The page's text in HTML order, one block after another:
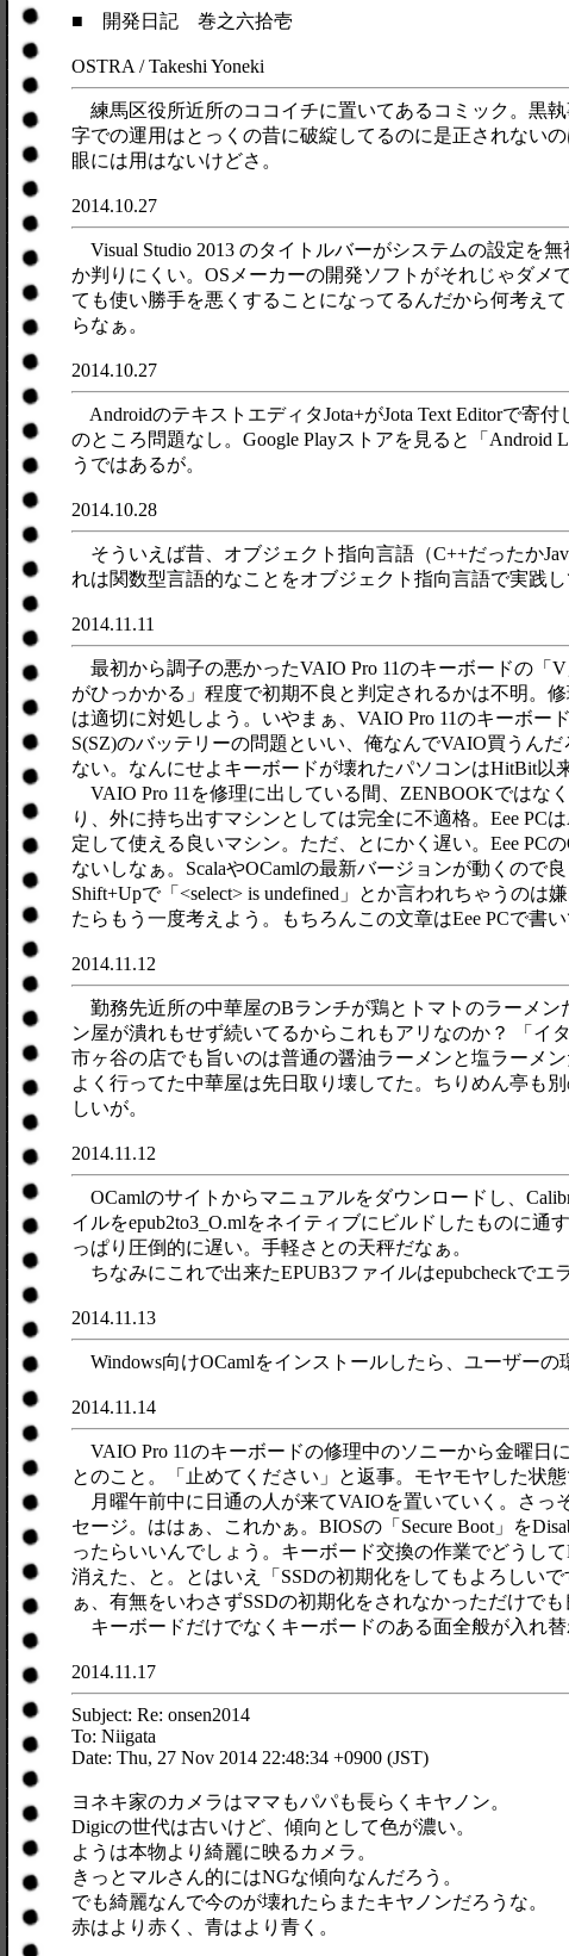
■ 開発日記 巻之六拾壱
OSTRA / Takeshi Yoneki
練馬区役所近所のココイチに置いてあるコミック。黒
字での運用はとっくの昔に破綻してるのに是正されない
眼には用はないけどさ。
2014.10.27
Visual Studio 2013 のタイトルバーがシステムの設定を
か判りにくい。OSメーカーの開発ソフトがそれじゃダ
ても使い勝手を悪くすることになってるんだから何考え
らなぁ。
2014.10.27
AndroidのテキストエディタJota+がJota Text Editorで寄
のところ問題なし。Google Playストアを見ると「
うではあるが。
2014.10.28
そういえば昔、オブジェクト指向言語（C++だったか
れは関数型言語的なことをオブジェクト指向言語で実践
2014.11.11
最初から調子の悪かったVAIO Pro 11のキーボードの「
がひっかかる」程度で初期不良と判定されるかは不明。
は適切に対処しよう。いやまぁ、VAIO Pro 11のキーボ
S(SZ)のバッテリーの問題といい、俺なんでVAIO買うん
ない。なんにせよキーボードが壊れたパソコンはHitBit以
VAIO Pro 11を修理に出している間、ZENBOOKではな
り、外に持ち出すマシンとしては完全に不適格。Eee
定して使える良いマシン。ただ、とにかく遅い。Eee PC
ないしなぁ。ScalaやOCamlの最新バージョンが動くので
Shift+Upで「<select> is undefined」とか言われちゃうの
たらもう一度考えよう。もちろんこの文章はEee PCで書い
2014.11.12
勤務先近所の中華屋のBランチが鶏とトマトのラーメン
ン屋が潰れもせず続いてるからこれもアリなのか？ 「イ
市ヶ谷の店でも旨いのは普通の醤油ラーメンと塩ラーメ
よく行ってた中華屋は先日取り壊してた。ちりめん亭も
しいが。
2014.11.12
OCamlのサイトからマニュアルをダウンロードし、
イルをepub2to3_O.mlをネイティブにビルドしたものに
っぱり圧倒的に遅い。手軽さとの天秤だなぁ。
ちなみにこれで出来たEPUB3ファイルはepubcheckでエ
2014.11.13
Windows向けOCamlをインストールしたら、ユーザーの
2014.11.14
VAIO Pro 11のキーボードの修理中のソニーから金曜日
とのこと。「止めてください」と返事。モヤモヤした状
月曜午前中に日通の人が来てVAIOを置いていく。さっ
セージ。ははぁ、これかぁ。BIOSの「Secure Boot」を
ったらいいんでしょう。キーボード交換の作業でどうし
消えた、と。とはいえ「SSDの初期化をしてもよろしい
ぁ、有無をいわさずSSDの初期化をされなかっただけで
キーボードだけでなくキーボードのある面全般が入れ
2014.11.17
Subject: Re: onsen2014
To: Niigata
Date: Thu, 27 Nov 2014 22:48:34 +0900 (JST)
ヨネキ家のカメラはママもパパも長らくキヤノン。
Digicの世代は古いけど、傾向として色が濃い。
ようは本物より綺麗に映るカメラ。
きっとマルさん的にはNGな傾向なんだろう。
でも綺麗なんで今のが壊れたらまたキヤノンだろうな。
赤はより赤く、青はより青く。